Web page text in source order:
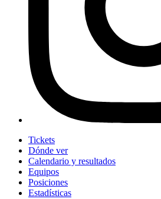
Tickets
Dónde ver
Calendario y resultados
Equipos
Posiciones
Estadísticas